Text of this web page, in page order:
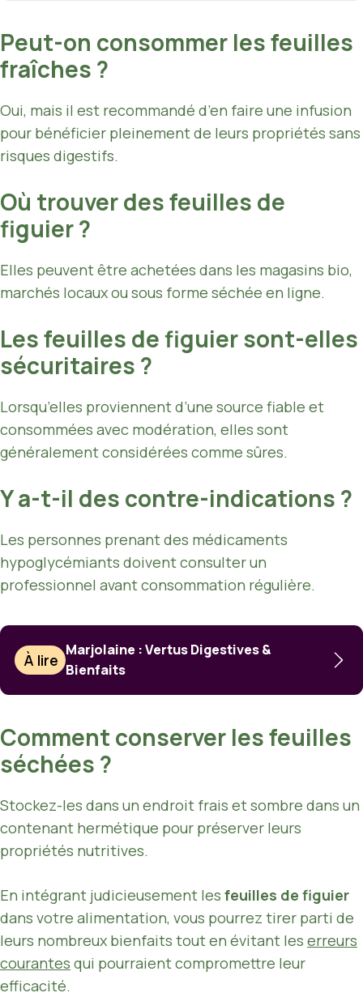
Peut-on consommer les feuilles
fraîches ?
Oui, mais il est recommandé d’en faire une infusion
pour bénéficier pleinement de leurs propriétés sans
risques digestifs.
Où trouver des feuilles de
figuier ?
Elles peuvent être achetées dans les magasins bio,
marchés locaux ou sous forme séchée en ligne.
Les feuilles de figuier sont-elles
sécuritaires ?
Lorsqu’elles proviennent d’une source fiable et
consommées avec modération, elles sont
généralement considérées comme sûres.
Y a-t-il des contre-indications ?
Les personnes prenant des médicaments
hypoglycémiants doivent consulter un
professionnel avant consommation régulière.
À lire
Marjolaine : Vertus Digestives &
Bienfaits
Comment conserver les feuilles
séchées ?
Stockez-les dans un endroit frais et sombre dans un
contenant hermétique pour préserver leurs
propriétés nutritives.
En intégrant judicieusement les feuilles de figuier
dans votre alimentation, vous pourrez tirer parti de
leurs nombreux bienfaits tout en évitant les erreurs
courantes qui pourraient compromettre leur
efficacité.